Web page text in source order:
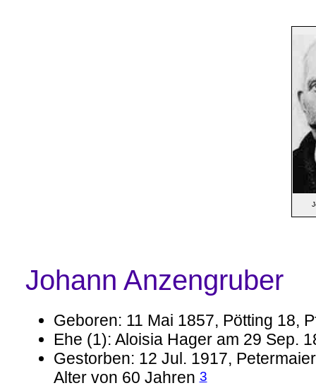
Johann Anzengruber
Geboren: 11 Mai 1857, Pötting 18,
Ehe (1): Aloisia Hager am 29 Sep.
Gestorben: 12 Jul. 1917,
Alter von 60 Jahren3